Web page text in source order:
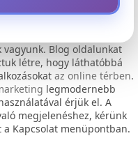
szervíz
+
scooter repair and
services. Expert
quality service for
and models.
marketing +
Blog oldalunkat
létre, hogy láthatóbbá
az online térben.
legmodernebb
érjük el. A
megjelenéshez, kérünk
Kapcsolat menüpontban.